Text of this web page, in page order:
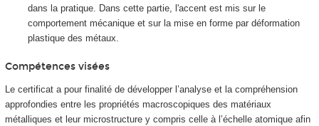
dans la pratique. Dans cette partie, l'accent est mis sur le
comportement mécanique et sur la mise en forme par déformation
plastique des métaux.
Compétences visées
Le certificat a pour finalité de développer l’analyse et la compréhension
approfondies entre les propriétés macroscopiques des matériaux
métalliques et leur microstructure y compris celle à l’échelle atomique afin